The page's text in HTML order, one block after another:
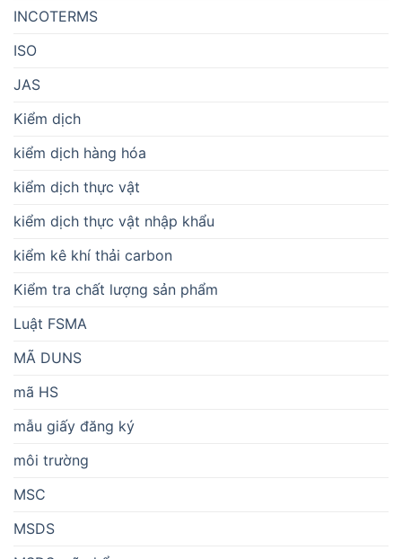
INCOTERMS
ISO
JAS
Kiểm dịch
kiểm dịch hàng hóa
kiểm dịch thực vật
kiểm dịch thực vật nhập khẩu
kiểm kê khí thải carbon
Kiểm tra chất lượng sản phẩm
Luật FSMA
MÃ DUNS
mã HS
mẫu giấy đăng ký
môi trường
MSC
MSDS